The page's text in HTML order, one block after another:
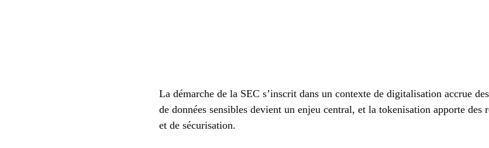
La démarche de la SEC s’inscrit dans un contexte de digitalisation accrue
de données sensibles devient un enjeu central, et la tokenisation apporte des
et de sécurisation.